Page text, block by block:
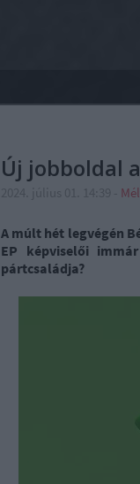
Új jobboldal
A múlt hét legvégén
EP képviselői
pártcsaládja?